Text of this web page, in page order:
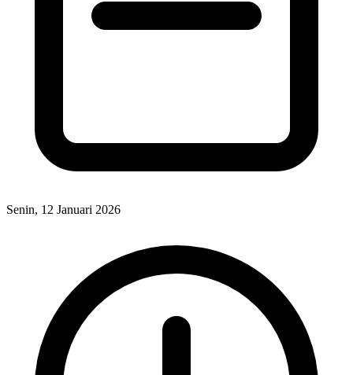
Senin, 12 Januari 2026